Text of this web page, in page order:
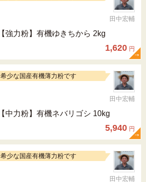
田中宏輔
【強力粉】有機ゆきちから 2kg
1,620 円
希少な国産有機薄力粉です
田中宏輔
【中力粉】有機ネバリゴシ 10kg
5,940 円
希少な国産有機薄力粉です
田中宏輔